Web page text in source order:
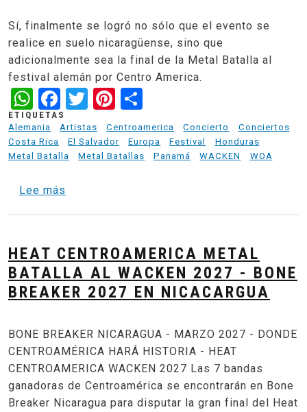
Sí, finalmente se logró no sólo que el evento se
realice en suelo nicaragüense, sino que
adicionalmente sea la final de la Metal Batalla al
festival alemán por Centro America.
WhatsApp
Facebook
TwitterPinterest
ETIQUETAS
Alemania
Artistas Centroamerica Concierto
Conciertos
Costa Rica
El Salvador Europa Festival
Honduras
Metal Batalla
Metal Batallas Panamá WACKEN WOA
Lee más
HEAT CENTROAMERICA METAL
BATALLA AL WACKEN 2027 - BONE
BREAKER 2027 EN NICACARGUA
BONE BREAKER NICARAGUA - MARZO 2027 - DONDE
CENTROAMÉRICA HARÁ HISTORIA - HEAT
CENTROAMERICA WACKEN 2027 Las 7 bandas
ganadoras de Centroamérica se encontrarán en Bone
Breaker Nicaragua para disputar la gran final del Heat